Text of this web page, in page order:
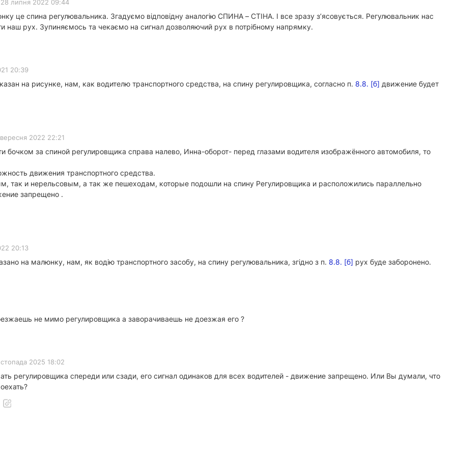
28 липня 2022 09:44
це спина регулювальника. Згадуємо відповідну аналогію СПИНА – СТІНА. І все зразу з’ясовується. Регулювальник нас
наш рух. Зупиняємось та чекаємо на сигнал дозволяючий рух в потрібному напрямку.
20:39
на рисунке, нам, как водителю транспортного средства, на спину регулировщика, согласно п. 8.8. [б] движение будет
2022 22:21
бочком за спиной регулировщика справа налево, Инна-оборот- перед глазами водителя изображённого автомобиля, то
движения транспортного средства.
так и нерельсовым, а так же пешеходам, которые подошли на спину Регулировщика и расположились параллельно
запрещено .
20:13
на малюнку, нам, як водію транспортного засобу, на спину регулювальника, згідно з п. 8.8. [б] рух буде заборонено.
не мимо регулировщика а заворачиваешь не доезжая его ?
2025 18:02
регулировщика спереди или сзади, его сигнал одинаков для всех водителей - движение запрещено. Или Вы думали, что